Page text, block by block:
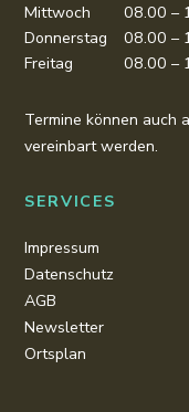
Mittwoch
08.00 –
Donnerstag
08.00 –
Freitag
08.00 –
Termine können auch
vereinbart werden.
SERVICES
Impressum
Datenschutz
AGB
Newsletter
Ortsplan